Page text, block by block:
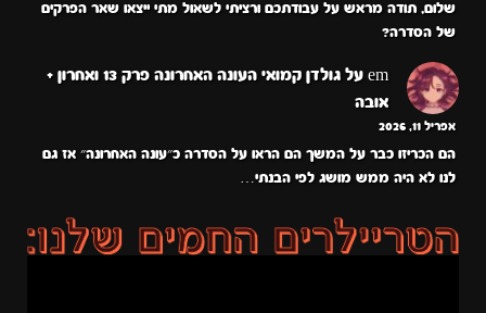
שלום, תודה מראש על עבודתכם ורציתי לשאול מתי ייצאו שאר הפרקים
של הסדרה?
em על
גולדן קמואי העונה האחרונה פרק 13 ואחרון +
אובה
אפריל 11, 2026
הם הכריזו כבר על המשך הם הראו על הסדרה כ״עונה האחרונה״ אז גם
לנו לא היה ממש מושג לפי הבנתי…